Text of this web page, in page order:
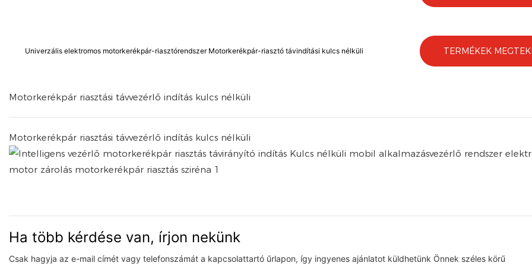
Univerzális elektromos motorkerékpár-riasztórendszer Motorkerékpár-riasztó távindítási kulcs nélküli TERMÉKEK
Motorkerékpár riasztási távvezérlő indítás kulcs nélküli
Motorkerékpár riasztási távvezérlő indítás kulcs nélküli
Ha több kérdése van, írjon nekünk
Csak hagyja az e-mail címét vagy telefonszámát a kapcsolattartó űrlapon, így ingyenes ajánlatot küldhetünk Önnek széles körű